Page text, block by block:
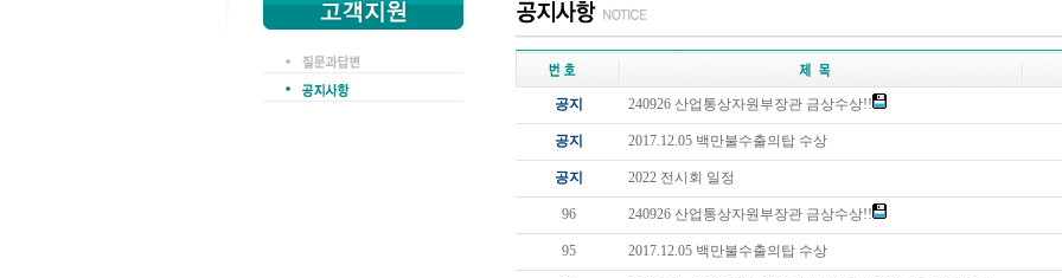
공지 240926 산업통상자원부장관 금상수상!!
공지 2017.12.05 백만불수출의탑 수상
공지 2022 전시회 일정
96 240926 산업통상자원부장관 금상수상!!
95 2017.12.05 백만불수출의탑 수상